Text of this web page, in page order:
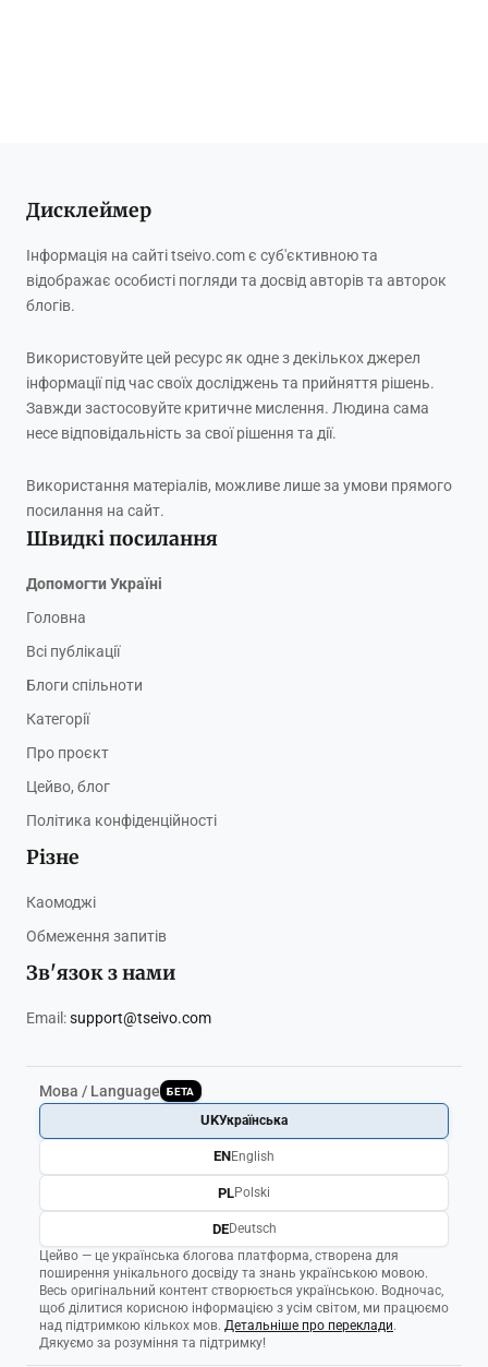
Дисклеймер
Інформація на сайті tseivo.com є суб'єктивною та
відображає особисті погляди та досвід авторів та авторок
блогів.
Використовуйте цей ресурс як одне з декількох джерел
інформації під час своїх досліджень та прийняття рішень.
Завжди застосовуйте критичне мислення. Людина сама
несе відповідальність за свої рішення та дії.
Використання матеріалів, можливе лише за умови прямого
посилання на сайт.
Швидкі посилання
Допомогти Україні
Головна
Всі публікації
Блоги спільноти
Категорії
Про проєкт
Цейво, блог
Політика конфіденційності
Різне
Каомоджі
Обмеження запитів
Зв'язок з нами
Email:support@tseivo.com
Мова / Language БЕТА
Цейво — це українська блогова платформа, створена для
поширення унікального досвіду та знань українською мовою.
Весь оригінальний контент створюється українською. Водночас,
щоб ділитися корисною інформацією з усім світом, ми працюємо
над підтримкою кількох мов. Детальніше про переклади.
Дякуємо за розуміння та підтримку!
UKУкраїнська
ENEnglish
PLPolski
DEDeutsch